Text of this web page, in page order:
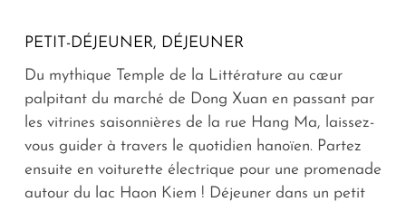
PETIT-DÉJEUNER, DÉJEUNER
Du mythique Temple de la Littérature au cœur
palpitant du marché de Dong Xuan en passant par
les vitrines saisonnières de la rue Hang Ma, laissez-
vous guider à travers le quotidien hanoïen. Partez
ensuite en voiturette électrique pour une promenade
autour du lac Haon Kiem ! Déjeuner dans un petit